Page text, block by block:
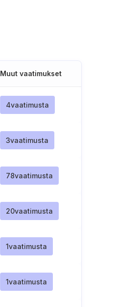
Muut vaatimukset
4vaatimusta
3vaatimusta
78vaatimusta
20vaatimusta
1vaatimusta
1vaatimusta